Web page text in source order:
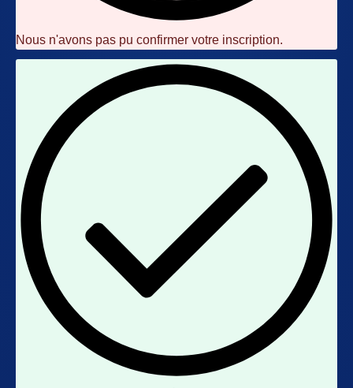
Nous n'avons pas pu confirmer votre inscription.